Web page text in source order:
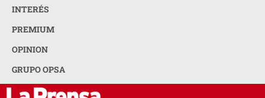
INTERÉS
PREMIUM
OPINION
GRUPO OPSA